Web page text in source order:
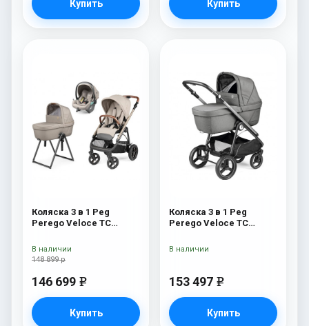
Купить Купить
Коляска 3 в 1 Peg
Perego Veloce TC
New
148 899 р
146 699 e
Купить
В наличии
Коляска 3 в 1 Peg
Perego Veloce TC
Mercury
153 497 e
Купить
В наличии